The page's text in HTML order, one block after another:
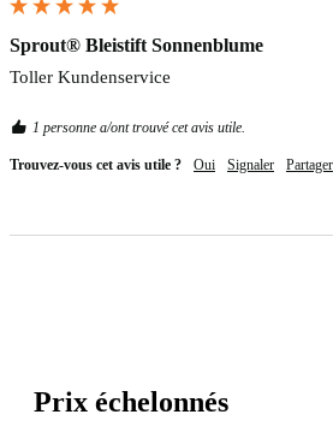
Sprout® Bleistift Sonnenblume
Toller Kundenservice
1 personne a/ont trouvé cet avis utile.
Trouvez-vous cet avis utile ? Oui Signaler Partager
Prix échelonnés